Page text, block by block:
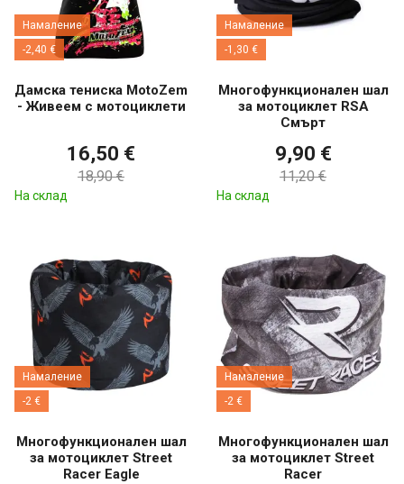
Намаление
-2,40 €
Дамска тениска MotoZem
- Живеем с мотоциклети
16,50 €
18,90 €
На склад
Намаление
-1,30 €
Многофункционален шал
за мотоциклет RSA
Смърт
9,90 €
11,20 €
На склад
Намаление
-2 €
Многофункционален шал
за мотоциклет Street
Racer Eagle
Намаление
-2 €
Многофункционален шал
за мотоциклет Street
Racer